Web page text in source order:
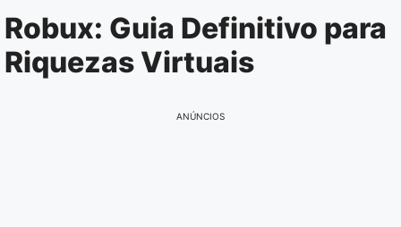
Pular
para
conteúdo
Robux: Guia Definitivo para
Riquezas Virtuais
ANÚNCIOS